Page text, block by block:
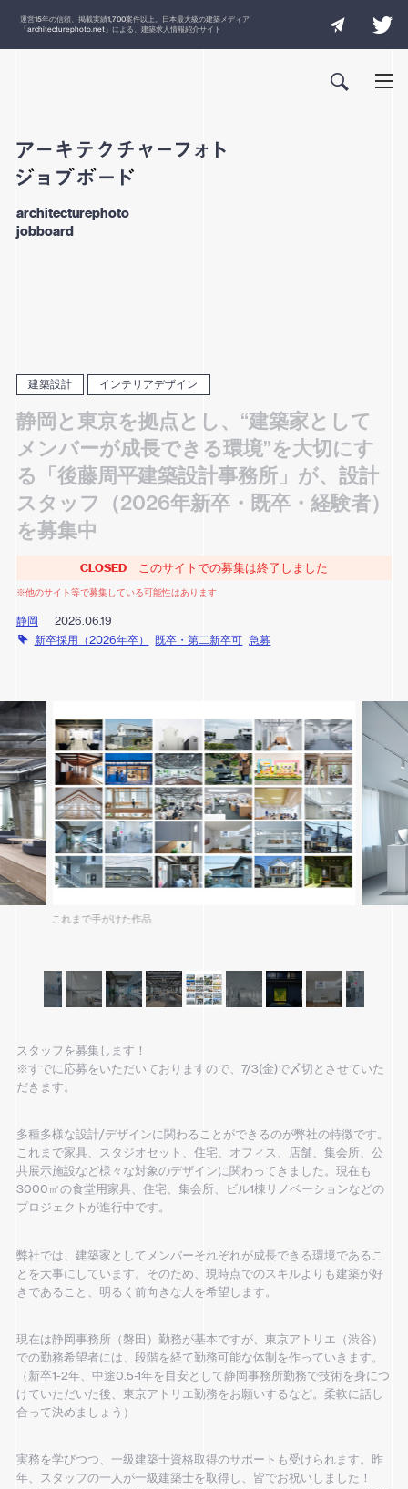
運営15年の信頼、掲載実績1,700案件以上。日本最大級の建築メディア
「architecturephoto.net 」による、建築求人情報紹介サイト
architecturephoto
jobboard
建築設計 インテリアデザイン
静岡と東京を拠点とし、“建築家として
メンバーが成長できる環境”を大切にす
る「後藤周平建築設計事務所」が、設計
スタッフ（2026年新卒・既卒・経験者）
を募集中
CLOSED このサイトでの募集は終了しました
※他のサイト等で募集している可能性はあります
静岡
2026.06.19
新卒採用（2026年卒）
既卒・第二新卒可 急募
これまで手がけた作品
スタッフを募集します！
※すでに応募をいただいておりますので、7/3(金)で〆切とさせていた
だきます。
多種多様な設計/デザインに関わることができるのが弊社の特徴です。
これまで家具、スタジオセット、住宅、オフィス、店舗、集会所、公
共展示施設など様々な対象のデザインに関わってきました。現在も
3000㎡の食堂用家具、住宅、集会所、ビル1棟リノベーションなどの
プロジェクトが進行中です。
弊社では、建築家としてメンバーそれぞれが成長できる環境であるこ
とを大事にしています。そのため、現時点でのスキルよりも建築が好
きであること、明るく前向きな人を希望します。
現在は静岡事務所（磐田）勤務が基本ですが、東京アトリエ（渋谷）
での勤務希望者には、段階を経て勤務可能な体制を作っていきます。
（新卒1-2年、中途0.5-1年を目安として静岡事務所勤務で技術を身につ
けていただいた後、東京アトリエ勤務をお願いするなど。柔軟に話し
合って決めましょう）
実務を学びつつ、一級建築士資格取得のサポートも受けられます。昨
年、スタッフの一人が一級建築士を取得し、皆でお祝いしました！